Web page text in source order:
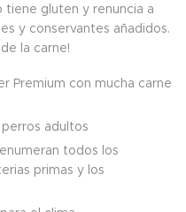
tiene gluten y renuncia a
y conservantes añadidos.
la carne!
Premium con mucha carne
adultos
todos los
primas y los